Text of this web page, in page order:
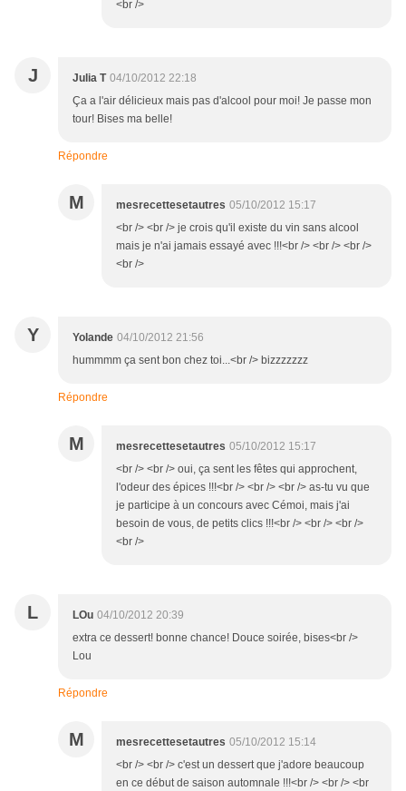
<br />
J Julia T 04/10/2012 22:18
Ça a l'air délicieux mais pas d'alcool pour moi! Je passe mon
tour! Bises ma belle!
Répondre
M mesrecettesetautres 05/10/2012 15:17
<br /> <br /> je crois qu'il existe du vin sans alcool
mais je n'ai jamais essayé avec !!!<br /> <br /> <br />
<br />
Y Yolande 04/10/2012 21:56
hummmm ça sent bon chez toi...<br /> bizzzzzzz
Répondre
M mesrecettesetautres 05/10/2012 15:17
<br /> <br /> oui, ça sent les fêtes qui approchent,
l'odeur des épices !!!<br /> <br /> <br /> as-tu vu que
je participe à un concours avec Cémoi, mais j'ai
besoin de vous, de petits clics !!!<br /> <br /> <br />
<br />
L LOu 04/10/2012 20:39
extra ce dessert! bonne chance! Douce soirée, bises<br />
Lou
Répondre
M mesrecettesetautres 05/10/2012 15:14
<br /> <br /> c'est un dessert que j'adore beaucoup
en ce début de saison automnale !!!<br /> <br /> <br